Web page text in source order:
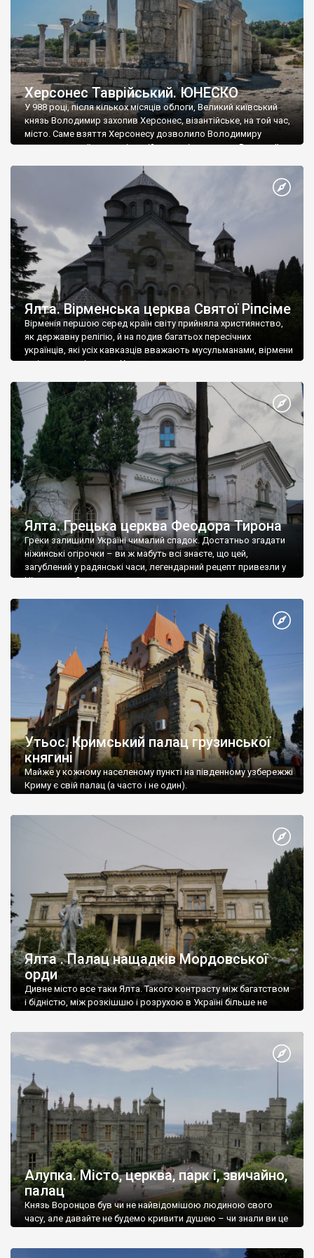
Херсонес Таврійський. ЮНЕСКО
У 988 році, після кількох місяців облоги, Великий київський
князь Володимир захопив Херсонес, візантійське, на той час,
місто. Саме взяття Херсонесу дозволило Володимиру
диктувати свої умови візантійському імператору Василю ІІ, та
Херсонесі Володимир-язичник, став Василем-християнином.
А потім було Хрещення Русі. На честь Херсонесу Таврійського
Ялта. Вірменська церква Святої Ріпсіме
Вірменія першою серед країн світу прийняла християнство,
як державну релігію, й на подив багатьох пересічних
українців, які усіх кавказців вважають мусульманами, вірмени
є відданими вірянами Христа
Ялта. Грецька церква Феодора Тирона
Греки залишили Україні чималий спадок. Достатньо згадати
ніжинські огірочки – ви ж мабуть всі знаєте, що цей,
загублений у радянські часи, легендарний рецепт привезли у
Ніжин греки?
Утьос. Кримський палац грузинської
княгині
Майже у кожному населеному пункті на південному узбережжі
Криму є свій палац (а часто і не один).
Ялта . Палац нащадків Мордовської
орди
Дивне місто все таки Ялта. Такого контрасту між багатством
і бідністю, між розкішшю і розрухою в Україні більше не
Алупка. Місто, церква, парк і, звичайно,
палац
Князь Воронцов був чи не найвідомішою людиною свого
часу, але давайте не будемо кривити душею – чи знали ви це